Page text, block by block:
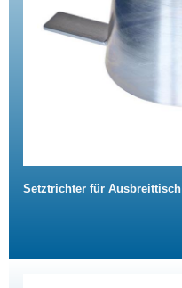
Setztrichter für Ausbreittisch